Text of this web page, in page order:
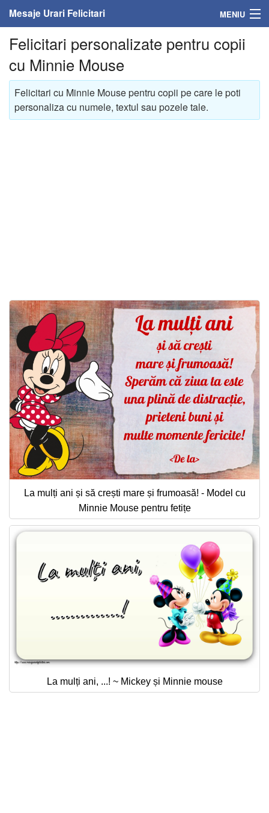
Mesaje Urari Felicitari MENIU
Home
Mesaje
Felicitari
Felicitari muzicale
Felicitari muzicale personalizate
Felicitari animate
Invitatii personalizate
Conecteaza-te
Felicitari personalizate pentru copii
cu Minnie Mouse
Felicitari cu Minnie Mouse pentru copii pe care le poti
personaliza cu numele, textul sau pozele tale.
La mulți ani și să crești mare și frumoasă! - Model cu
Minnie Mouse pentru fetițe
La mulți ani, ...! ~ Mickey și Minnie mouse